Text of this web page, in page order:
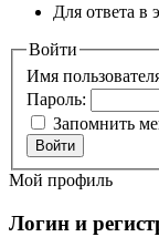
Для ответа в
Войти
Имя
Пароль:
Запомнить
Войти
Мой профиль
Логин и